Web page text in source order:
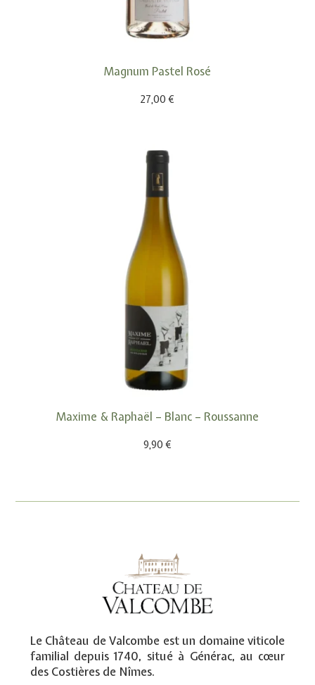
Magnum Pastel Rosé
27,00€
Maxime & Raphaël – Blanc – Roussanne
9,90€
Le Château de Valcombe est un domaine viticole
familial depuis 1740, situé à Générac, au cœur
des Costières de Nîmes.